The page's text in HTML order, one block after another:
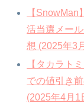
【
活当選メー
想 (2025年3
【タカラト
での値引き
(2025年4月1